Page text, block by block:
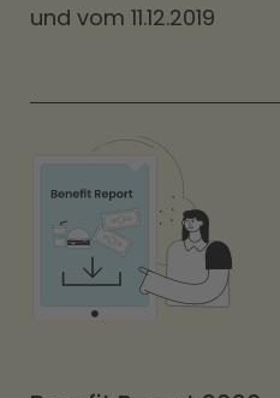
und vom 11.12.2019